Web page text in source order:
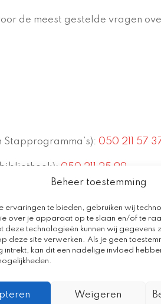
Beheer toestemming
ervaringen te bieden, gebruiken wij
over je apparaat op te slaan en/of te
deze technologieën kunnen wij
deze site verwerken. Als je geen
intrekt, kan dit een nadelige invloed
Weigeren
de meest gestelde vragen
Stapprogramma’s):050 211 57
050 211 25 99